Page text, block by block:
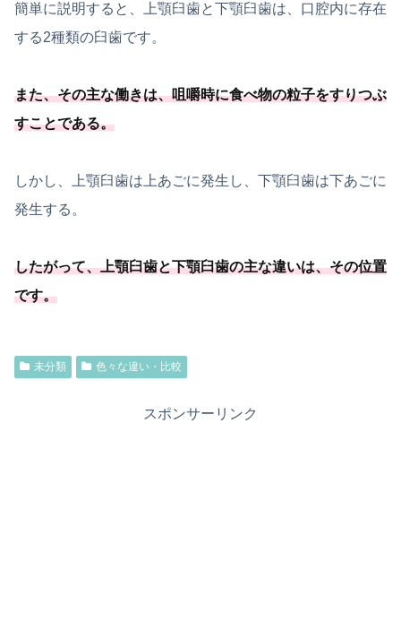
簡単に説明すると、上顎臼歯と下顎臼歯は、口腔内に存在
する2種類の臼歯です。
また、その主な働きは、咀嚼時に食べ物の粒子をすりつぶ
すことである。
しかし、上顎臼歯は上あごに発生し、下顎臼歯は下あごに
発生する。
したがって、上顎臼歯と下顎臼歯の主な違いは、その位置
です。
未分類 色々な違い・比較
スポンサーリンク